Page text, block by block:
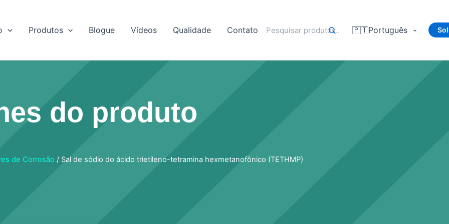
Produtos Blogue Vídeos Qualidade Contato 🇵🇹Português
do produto
de Corrosão / Sal de sódio do ácido trietileno-tetramina hexmetanofônico (TETHMP)